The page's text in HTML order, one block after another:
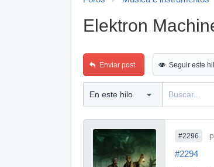
Elektron
Enviar post Seguir este
#2296
#2294